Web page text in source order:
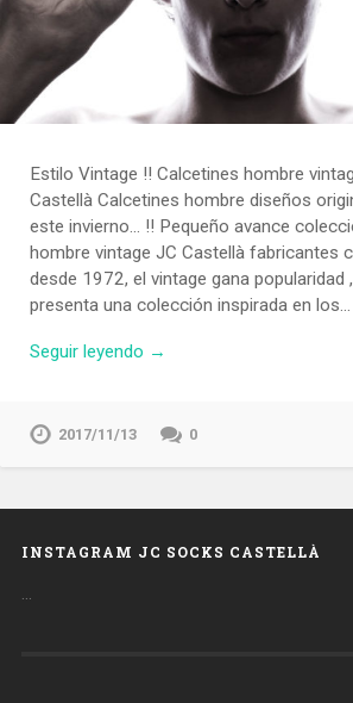
Estilo Vintage !! Calcetines hombre
Castellà Calcetines hombre diseños
este invierno… !! Pequeño avance
hombre vintage JC Castellà fabricantes
desde 1972, el vintage gana popularidad
presenta una colección inspirada en los…
Seguir leyendo →
2017/11/13 0
INSTAGRAM JC SOCKS CASTELLÀ